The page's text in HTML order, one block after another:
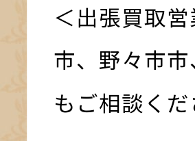
＜出張買取
市、野々市
もご相談くだ